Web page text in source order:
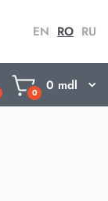
EN RO RU
0 0 mdl